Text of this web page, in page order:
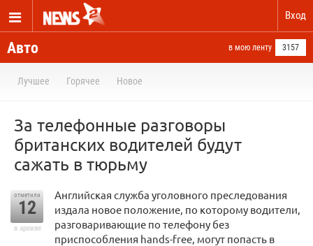
Вход
Авто в мою ленту 3157
Лучшее Горячее Новое
За телефонные разговоры
британских водителей будут
сажать в тюрьму
отметили
12
в архиве
Английская служба уголовного преследования
издала новое положение, по которому водители,
разговаривающие по телефону без
приспособления hands-free, могут попасть в